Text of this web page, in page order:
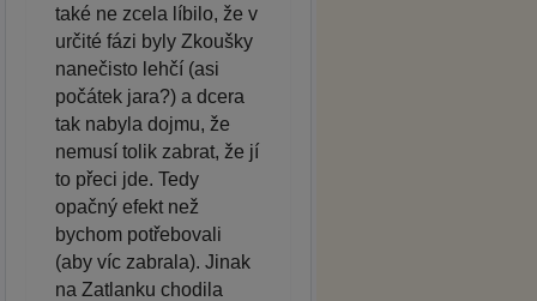
také ne zcela líbilo, že v
určité fázi byly Zkoušky
nanečisto lehčí (asi
počátek jara?) a dcera
tak nabyla dojmu, že
nemusí tolik zabrat, že jí
to přeci jde. Tedy
opačný efekt než
bychom potřebovali
(aby víc zabrala). Jinak
na Zatlanku chodila